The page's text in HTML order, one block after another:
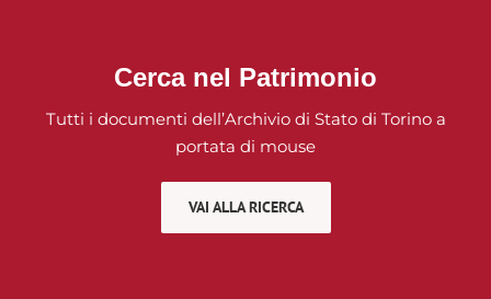
Cerca nel Patrimonio
Tutti i documenti dell’Archivio di Stato di Torino a
portata di mouse
VAI ALLA RICERCA